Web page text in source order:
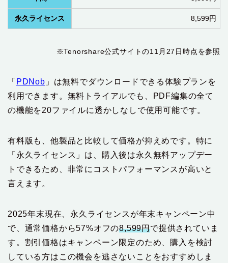
永久ライセンス 8,599円
※Tenorshare公式サイトの11月27日時点を参照
「 PDNob 」は無料でダウンロードできる体験プランを
利用できます。無料トライアルでも、PDF編集の全て
の機能を20ファイルに透かしなしで使用可能です。
有料版も、他製品と比較して価格が抑えめです。特に
「永久ライセンス」は、購入後は永久無料アップデー
トできるため、非常にコストパフォーマンスが高いと
言えます。
2025年末現在、永久ライセンスが年末キャンペーン中
で、通常価格から57%オフの8,599円で提供されていま
す。割引価格はキャンペーン限定のため、購入を検討
している方はこの機会を逃さないことをおすすめしま